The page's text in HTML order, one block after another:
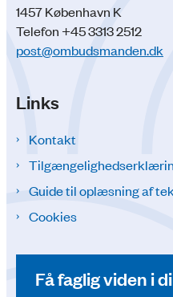
1457 København K
Telefon +45 3313 2512
post@ombudsmanden.dk
Links
Kontakt
Guide til oplæsning af
Cookies
Få faglig viden i